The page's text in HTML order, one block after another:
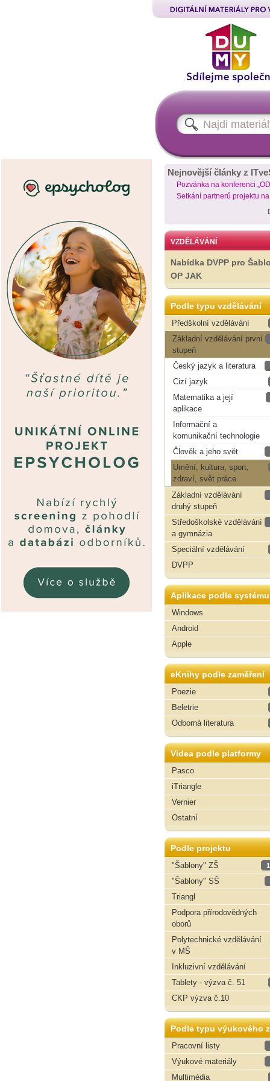
Nejnovější články z
Pozvánka na konferenci
Setkání partnerů projektu
VZDĚLÁVÁNÍ
Nabídka DVPP pro
OP JAK
Podle typu vzdělávání
Předškolní vzdělávání
Základní vzdělávání první
stupeň
Český jazyk a literatura
Cizí jazyk
Matematika a její
aplikace
Informační a
komunikační technologie
Člověk a jeho svět
Umění, kultura, sport,
zdraví, svět práce
Základní vzdělávání
druhý stupeň
Středoškolské vzdělávání
a gymnázia
Speciální vzdělávání
DVPP
Aplikace podle systému
Windows
Android
Apple
eKnihy podle zaměření
Poezie
Beletrie
Odborná literatura
Videa podle platformy
Pasco
iTriangle
Vernier
Ostatní
Podle projektu
"Šablony" ZŠ
"Šablony" SŠ
Triangl
Podpora přírodovědných
oborů
Polytechnické vzdělávání
v MŠ
Inkluzivní vzdělávání
Tablety - výzva č. 51
CKP výzva č.10
Podle typu výukového
Pracovní listy
Výukové materiály
Multimédia